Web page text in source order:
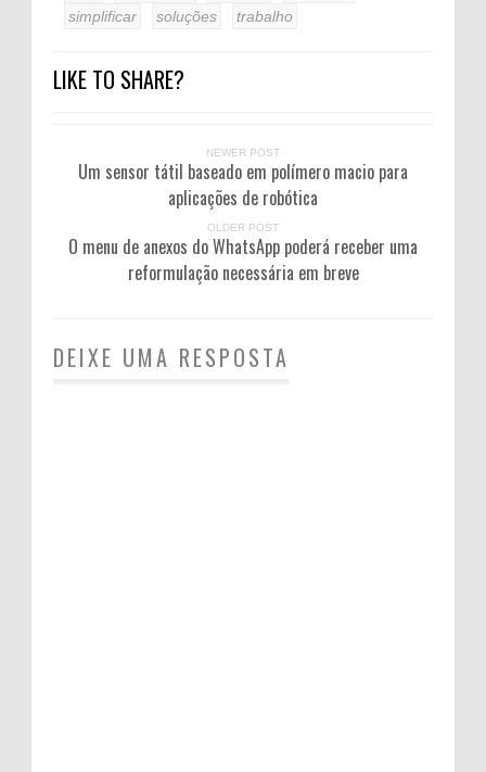
simplificar
soluções trabalho
LIKE TO SHARE?
NEWER POST
Um sensor tátil baseado em polímero macio para
aplicações de robótica
OLDER POST
O menu de anexos do WhatsApp poderá receber uma
reformulação necessária em breve
DEIXE UMA RESPOSTA